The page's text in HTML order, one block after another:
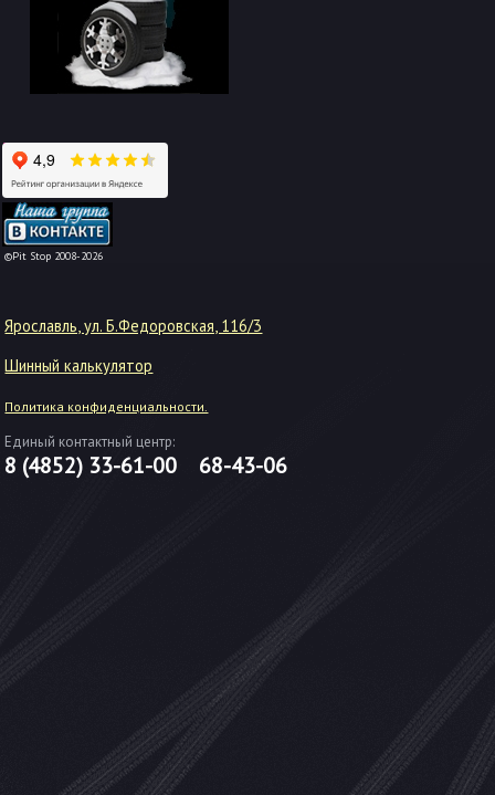
©Pit Stop 2008-2026
-->
Ярославль, ул. Б.Федоровская, 116/3
Шинный калькулятор
Политика конфиденциальности.
Единый контактный центр:
8 (4852) 33-61-00 68-43-06